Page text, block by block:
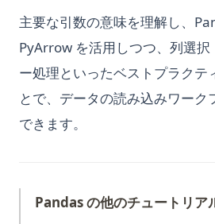
主要な引数の意味を理解し、
PyArrow を活用しつつ、列選択
ー処理といったベストプラクテ
とで、データの読み込みワーク
できます。
Pandas の他のチュートリア